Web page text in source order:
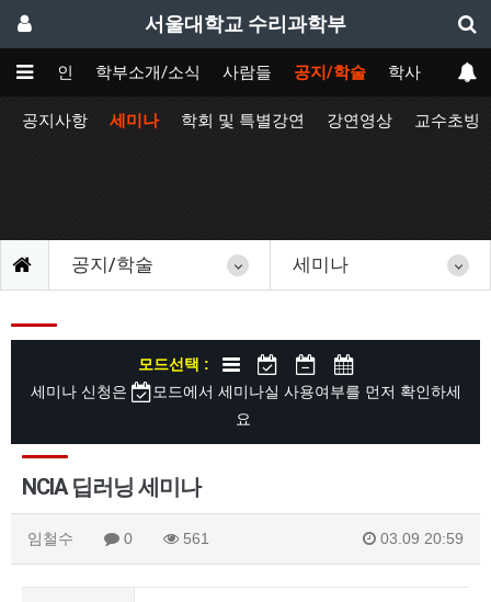
서울대학교 수리과학부
메인 학부소개/소식 사람들 공지/학술 학사
공지사항 세미나 학회 및 특별강연 강연영상 교수초빙
공지/학술 세미나
모드선택 :
세미나 신청은
모드에서 세미나실 사용여부를 먼저 확인하세
요
NCIA 딥러닝 세미나
임철수 0 561 03.09 20:59